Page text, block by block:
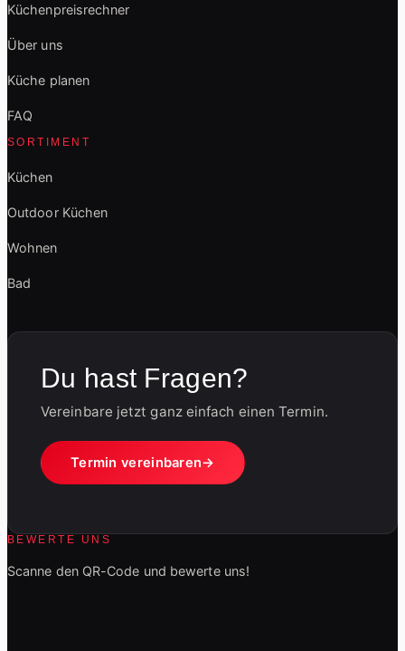
Küchenpreisrechner
Über uns
Küche planen
FAQ
SORTIMENT
Küchen
Outdoor Küchen
Wohnen
Bad
Du hast Fragen?
Vereinbare jetzt ganz einfach einen Termin.
Termin vereinbaren
BEWERTE UNS
Scanne den QR-Code und bewerte uns!